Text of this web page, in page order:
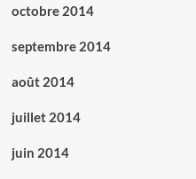
octobre 2014
septembre 2014
août 2014
juillet 2014
juin 2014